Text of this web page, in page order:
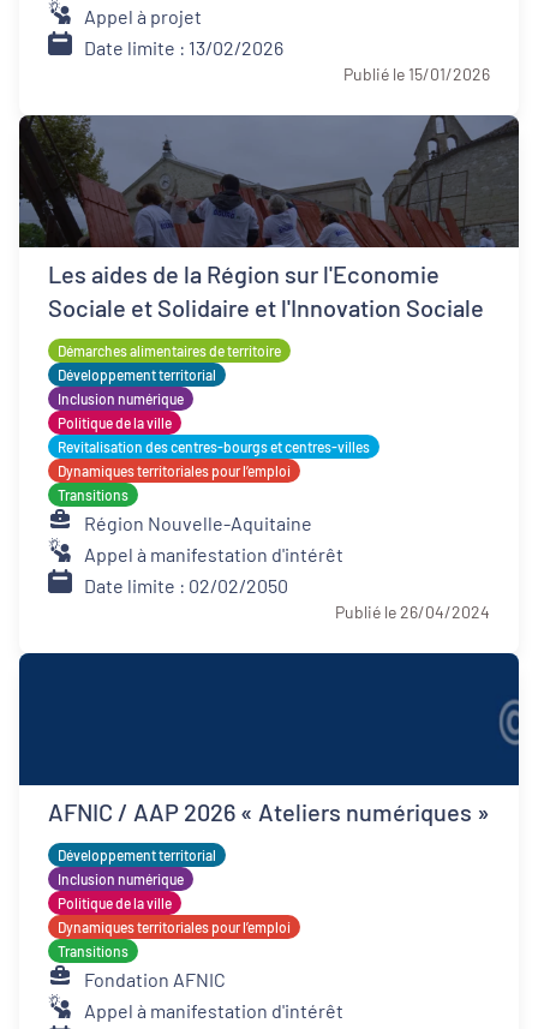
Appel à projet
Date limite : 13/02/2026
Publié le 15/01/2026
Les aides de la Région sur l'Economie
Sociale et Solidaire et l'Innovation Sociale
Démarches alimentaires de territoire
Développement territorial
Inclusion numérique
Politique de la ville
Revitalisation des centres-bourgs et centres-villes
Dynamiques territoriales pour l’emploi
Transitions
Région Nouvelle-Aquitaine
Appel à manifestation d'intérêt
Date limite : 02/02/2050
Publié le 26/04/2024
AFNIC / AAP 2026 « Ateliers numériques »
Développement territorial
Inclusion numérique
Politique de la ville
Dynamiques territoriales pour l’emploi
Transitions
Fondation AFNIC
Appel à manifestation d'intérêt